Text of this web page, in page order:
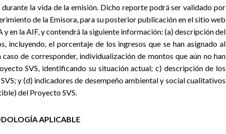
la vida de la emisión. Dicho reporte podrá ser validado por
de la Emisora, para su posterior publicación en el sitio web
y en la AIF, y contendrá la siguiente información: (a) descripción del
incluyendo, el porcentaje de los ingresos que se han asignado al
de corresponder, individualización de montos que aún no han
SVS, identificando su situación actual; c) descripción de los
y (d) indicadores de desempeño ambiental y social cualitativos
del Proyecto SVS.
APLICABLE